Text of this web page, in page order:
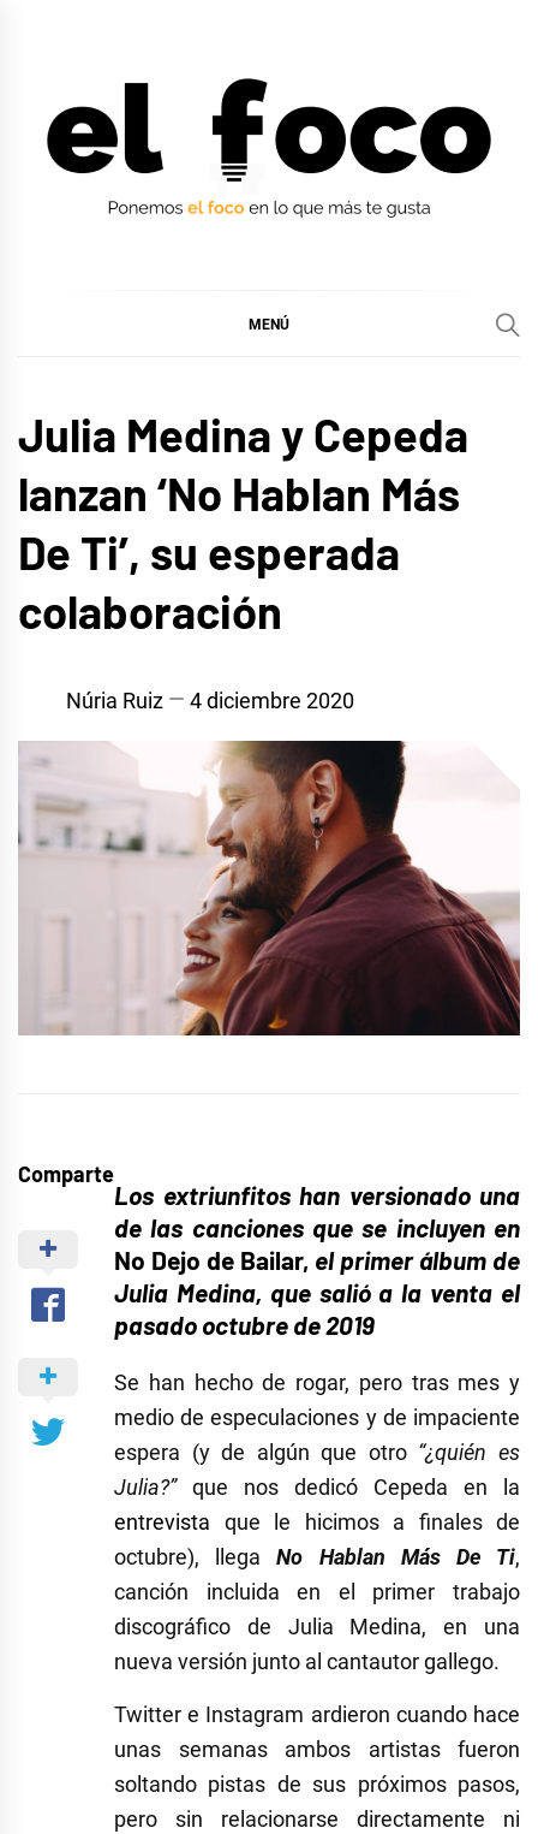
MENÚ
Julia Medina y Cepeda
lanzan ‘No Hablan Más
De Ti’, su esperada
colaboración
Núria Ruiz 4 diciembre 2020
Comparte
Los extriunfitos han versionado una
de las canciones que se incluyen en
No Dejo de Bailar, el primer álbum de
Julia Medina, que salió a la venta el
pasado octubre de 2019
Se han hecho de rogar, pero tras mes y
medio de especulaciones y de impaciente
espera (y de algún que otro “¿quién es
Julia?”que nos dedicó Cepeda en la
entrevista que le hicimos a finales de
octubre), llegaNo Hablan Más De Ti,
canción incluida en el primer trabajo
discográfico de Julia Medina, en una
nueva versión junto al cantautor gallego.
Twitter e Instagram ardieron cuando hace
unas semanas ambos artistas fueron
soltando pistas de sus próximos pasos,
pero sin relacionarse directamente ni